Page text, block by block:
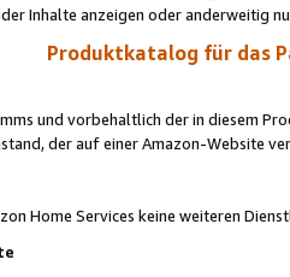
Inhalte anzeigen oder anderweitig
Produktkatalog für das
und vorbehaltlich der in diesem
der auf einer Amazon-Website
Home Services keine weiteren